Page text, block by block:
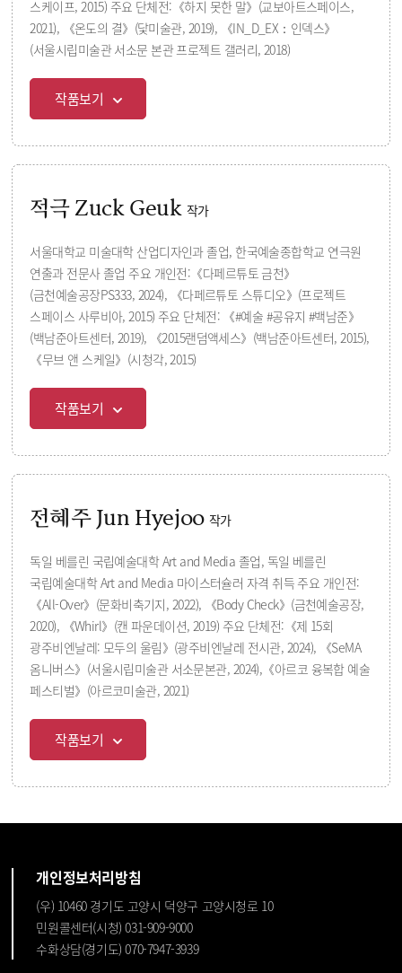
스케이프, 2015) 주요 단체전:《하지 못한 말》(교보아트스페이스,
2021), 《온도의 결》(닻미술관, 2019), 《IN_D_EX：인덱스》
(서울시립미술관 서소문 본관 프로젝트 갤러리, 2018)
작품보기
적극 Zuck Geuk 작가
서울대학교 미술대학 산업디자인과 졸업, 한국예술종합학교 연극원
연출과 전문사 졸업 주요 개인전:《다페르튜토 금천》
(금천예술공장PS333, 2024), 《다페르튜토 스튜디오》(프로젝트
스페이스 사루비아, 2015) 주요 단체전: 《#예술 #공유지 #백남준》
(백남준아트센터, 2019), 《2015랜덤액세스》(백남준아트센터, 2015),
《무브 앤 스케일》(시청각, 2015)
작품보기
전혜주 Jun Hyejoo 작가
독일 베를린 국립예술대학 Art and Media 졸업, 독일 베를린
국립예술대학 Art and Media 마이스터슐러 자격 취득 주요 개인전:
《All-Over》(문화비축기지, 2022), 《Body Check》(금천예술공장,
2020), 《Whirl》(캔 파운데이션, 2019) 주요 단체전:《제 15회
광주비엔날레: 모두의 울림》(광주비엔날레 전시관, 2024), 《SeMA
옴니버스》(서울시립미술관 서소문본관, 2024),《아르코 융복합 예술
페스티벌》(아르코미술관, 2021)
작품보기
개인정보처리방침
(우) 10460 경기도 고양시 덕양구 고양시청로 10
민원콜센터(시청) 031-909-9000
수화상담(경기도) 070-7947-3939